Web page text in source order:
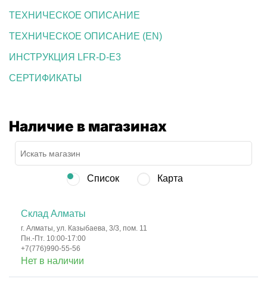
ТЕХНИЧЕСКОЕ ОПИСАНИЕ
ТЕХНИЧЕСКОЕ ОПИСАНИЕ (EN)
ИНСТРУКЦИЯ LFR-D-E3
СЕРТИФИКАТЫ
Наличие в магазинах
Список Карта
Склад Алматы
г. Алматы, ул. Казыбаева, 3/3, пом. 11
Пн.-Пт. 10:00-17:00
+7(776)990-55-56
Нет в наличии